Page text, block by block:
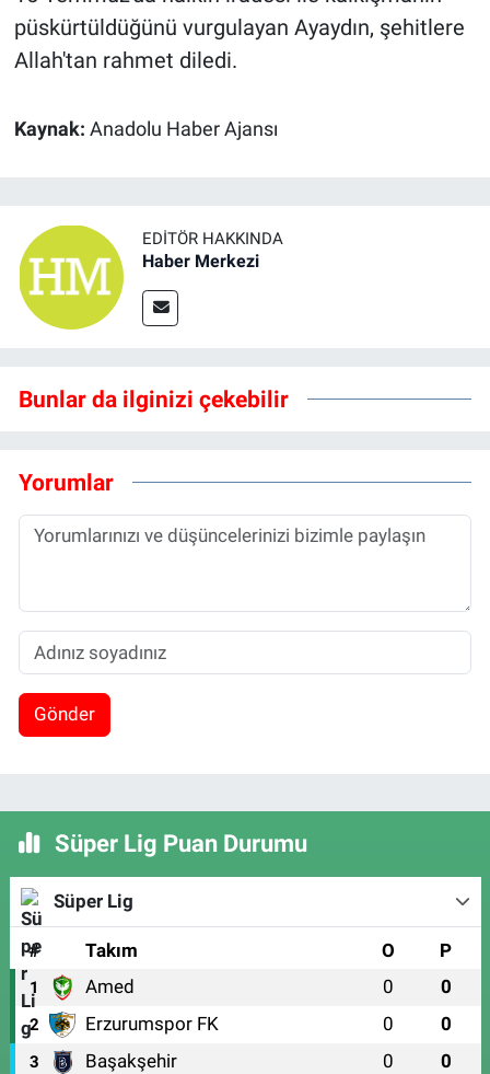
püskürtüldüğünü vurgulayan Ayaydın, şehitlere
Allah'tan rahmet diledi.
Kaynak: Anadolu Haber Ajansı
EDITÖR HAKKINDA
Haber Merkezi
Bunlar da ilginizi çekebilir
Yorumlar
Gönder
Süper Lig Puan Durumu
Süper Lig
# Takım O P
1 Amed 0 0
2 Erzurumspor FK 0 0
3 Başakşehir 0 0